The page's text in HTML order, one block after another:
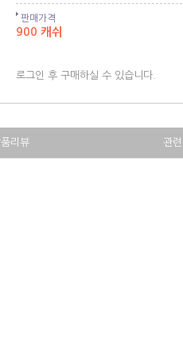
판매가격
900 캐쉬
로그인 후 구매하실 수 있습니다.
리뷰 관